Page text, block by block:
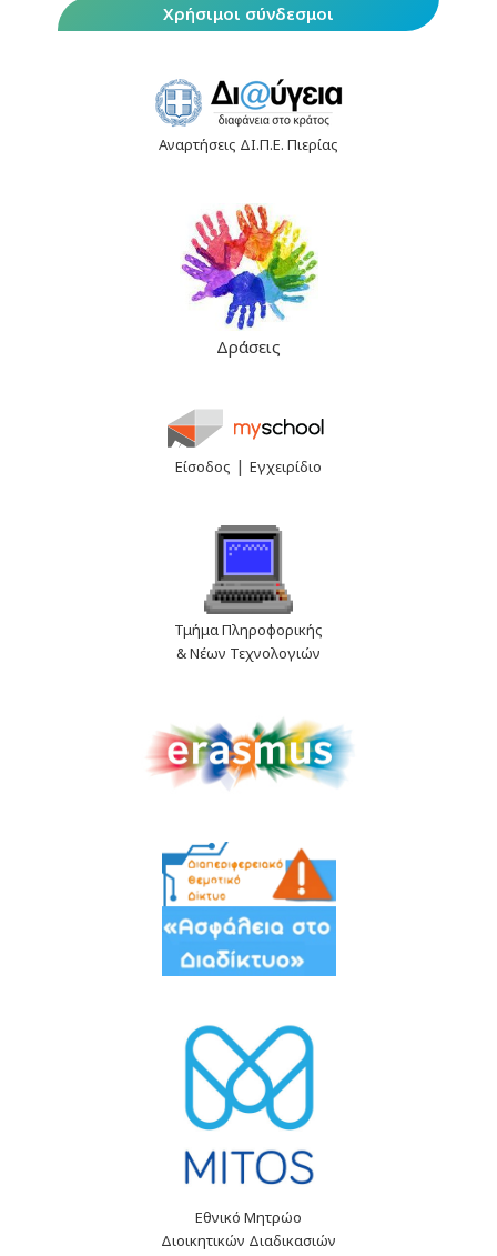
Χρήσιμοι σύνδεσμοι
Αναρτήσεις ΔΙ.Π.Ε. Πιερίας
Δράσεις
Είσοδος | Εγχειρίδιο
Τμήμα Πληροφορικής
& Νέων Τεχνολογιών
Εθνικό Μητρώο
Διοικητικών Διαδικασιών